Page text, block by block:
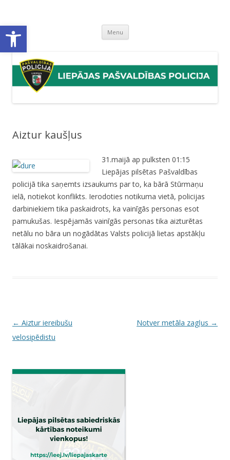
Open toolbar Menu Skip
content
Aiztur kaušļus
31.maijā ap pulksten 01:15
Liepājas pilsētas Pašvaldības
policijā tika saņemts izsaukums par to, ka bārā Stūrmaņu
ielā, notiekot konflikts. Ierodoties notikuma vietā, policijas
darbiniekiem tika paskaidrots, ka vainīgās personas esot
pamukušas. Iespējamās vainīgās personas tika aizturētas
netālu no bāra un nogādātas Valsts policijā lietas apstākļu
tālākai noskaidrošanai.
P
o
← Aiztur iereibušu
velosipēdistu
Notver metāla zagļus →